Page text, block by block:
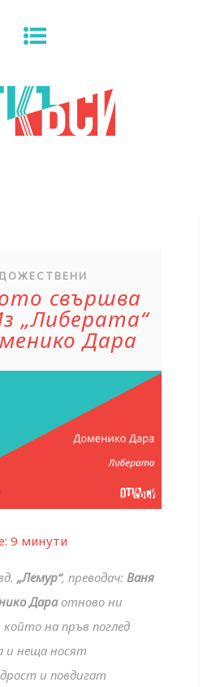
свършва
„Либерата“
Дара
9 минути
„Лемур“, преводач:Ваня
Дараотново ни
който на пръв поглед
и неща носят
и повдигат